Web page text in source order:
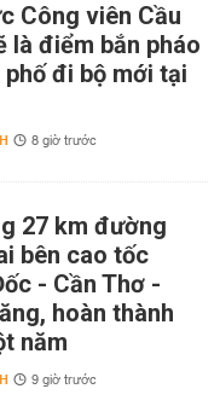
Công viên Cầu
là điểm bắn pháo
phố đi bộ mới tại
8 giờ trước
27 km đường
bên cao tốc
- Cần Thơ -
hoàn thành
năm
9 giờ trước